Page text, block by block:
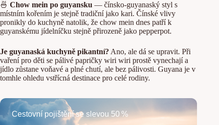
🍜 Chow mein po guyansku — čínsko-guyanaský styl s
místním kořením je stejně tradiční jako kari. Čínské vlivy
pronikly do kuchyně natolik, že chow mein dnes patří k
guyanskému jídelníčku stejně přirozeně jako pepperpot.
Je guyanaská kuchyně pikantní? Ano, ale dá se upravit. Při
vaření pro děti se pálivé papričky wiri wiri prostě vynechají a
jídlo zůstane voňavé a plné chutí, ale bez pálivosti. Guyana je v
tomhle ohledu vstřícná destinace pro celé rodiny.
Cestovní pojištění se slevou 50 %